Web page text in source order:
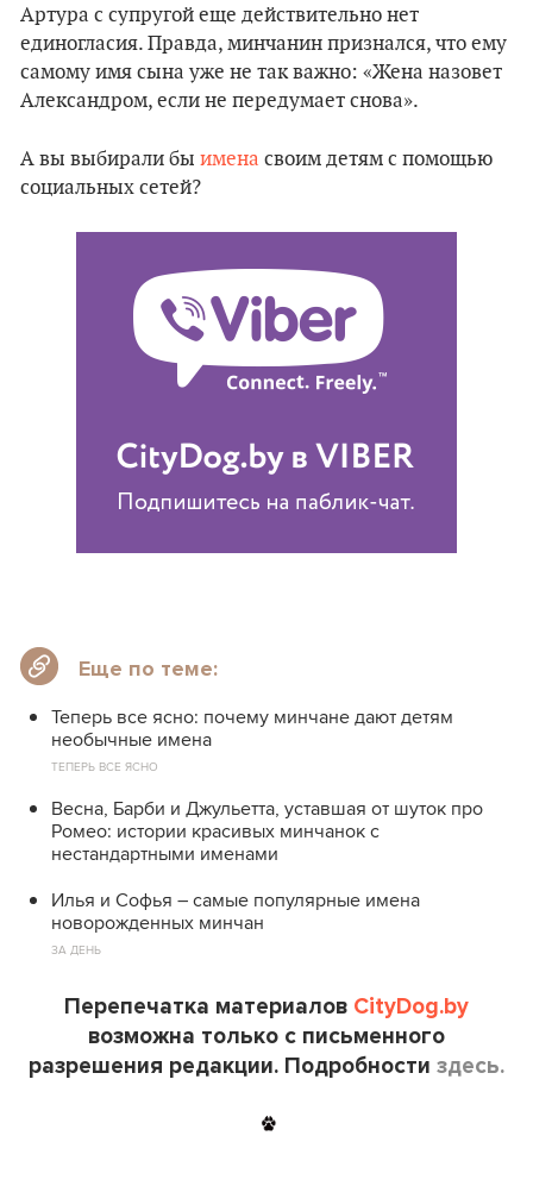
Артура с супругой еще действительно нет
единогласия. Правда, минчанин признался, что ему
самому имя сына уже не так важно: «Жена назовет
Александром, если не передумает снова».
А вы выбирали бы имена своим детям с помощью
социальных сетей?
Еще по теме:
Теперь все ясно: почему минчане дают детям
необычные имена
ТЕПЕРЬ ВСЕ ЯСНО
Весна, Барби и Джульетта, уставшая от шуток про
Ромео: истории красивых минчанок с
нестандартными именами
Илья и Софья – самые популярные имена
новорожденных минчан
ЗА ДЕНЬ
Перепечатка материалов CityDog.by
возможна только с письменного
разрешения редакции. Подробности здесь.